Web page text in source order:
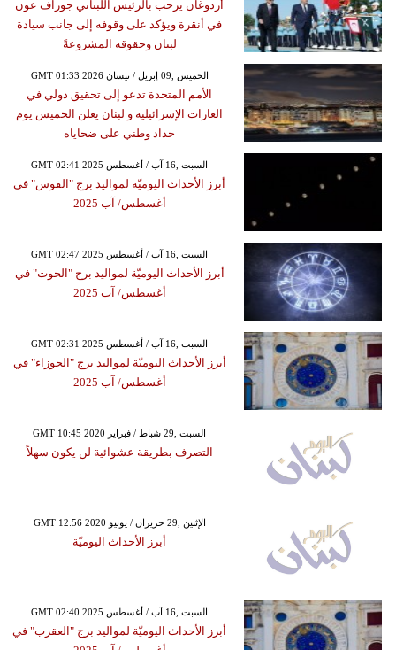
أردوغان يرحب بالرئيس اللبناني جوزاف عون
في أنقرة ويؤكد على وقوفه إلى جانب سيادة
لبنان وحقوقه المشروعةً
GMT 01:33 2026 الخميس ,09 إبريل / نيسان
الأمم المتحدة تدعو إلى تحقيق دولي في
الغارات الإسرائيلية و لبنان يعلن الخميس يوم
حداد وطني على ضحاياه
GMT 02:41 2025 السبت ,16 آب / أغسطس
أبرز الأحداث اليوميّة لمواليد برج "القوس" في
أغسطس/ آب 2025
GMT 02:47 2025 السبت ,16 آب / أغسطس
أبرز الأحداث اليوميّة لمواليد برج "الحوت" في
أغسطس/ آب 2025
GMT 02:31 2025 السبت ,16 آب / أغسطس
أبرز الأحداث اليوميّة لمواليد برج "الجوزاء" في
أغسطس/ آب 2025
GMT 10:45 2020 السبت ,29 شباط / فبراير
التصرف بطريقة عشوائية لن يكون سهلاً
GMT 12:56 2020 الإثنين ,29 حزيران / يونيو
أبرز الأحداث اليوميّة
GMT 02:40 2025 السبت ,16 آب / أغسطس
أبرز الأحداث اليوميّة لمواليد برج "العقرب" في